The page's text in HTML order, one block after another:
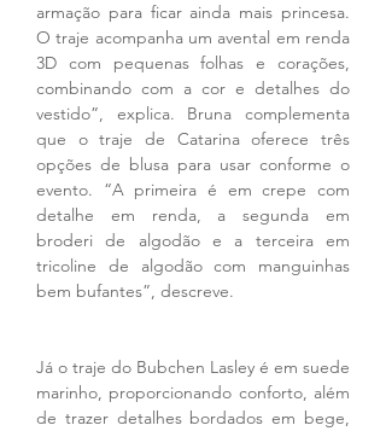
armação para ficar ainda mais princesa.
O traje acompanha um avental em renda
3D com pequenas folhas e corações,
combinando com a cor e detalhes do
vestido”, explica. Bruna complementa
que o traje de Catarina oferece três
opções de blusa para usar conforme o
evento. “A primeira é em crepe com
detalhe em renda, a segunda em
broderi de algodão e a terceira em
tricoline de algodão com manguinhas
bem bufantes”, descreve.
Já o traje do Bubchen Lasley é em suede
marinho, proporcionando conforto, além
de trazer detalhes bordados em bege,